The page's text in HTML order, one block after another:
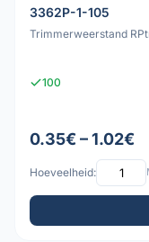
3362P-1-105
Trimmerweerstand
100
0.35€ – 1.02€
Hoeveelheid: